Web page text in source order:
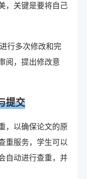
，关键是要将自己
行多次修改和完
阅，提出修改意
提交
，以确保论文的原
重服务，学生可以
自动进行查重，并